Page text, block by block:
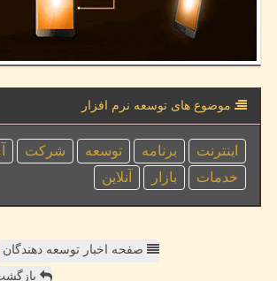
موضوع های توسعه نرم افزار
اینترنت برنامه توسعه شركت
خدمات
بازار آنلاین
صفحه اخبار توسعه دهندگان